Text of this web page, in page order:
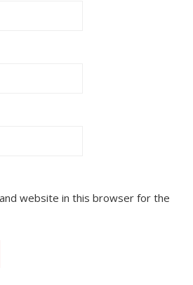
website in this browser for the